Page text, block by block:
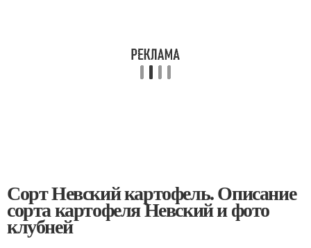
Сорт Невский картофель. Описание
сорта картофеля Невский и фото
клубней